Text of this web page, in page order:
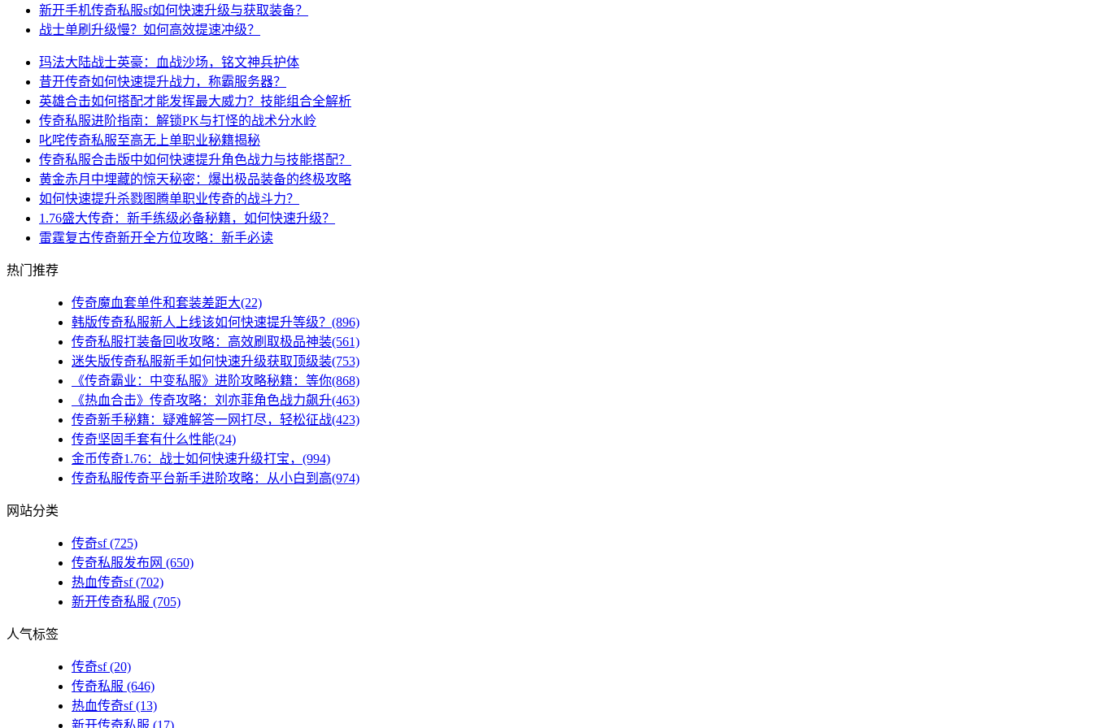
新开手机传奇私服sf如何快速升级与获取装备？
战士单刷升级慢？如何高效提速冲级？
玛法大陆战士英豪：血战沙场，铭文神兵护体
昔开传奇如何快速提升战力，称霸服务器？
英雄合击如何搭配才能发挥最大威力？技能组合全解析
传奇私服进阶指南：解锁PK与打怪的战术分水岭
叱咤传奇私服至高无上单职业秘籍揭秘
传奇私服合击版中如何快速提升角色战力与技能搭配？
黄金赤月中埋藏的惊天秘密：爆出极品装备的终极攻略
如何快速提升杀戮图腾单职业传奇的战斗力？
1.76盛大传奇：新手练级必备秘籍，如何快速升级？
雷霆复古传奇新开全方位攻略：新手必读
热门推荐
传奇魔血套单件和套装差距大(22)
韩版传奇私服新人上线该如何快速提升等级？(896)
传奇私服打装备回收攻略：高效刷取极品神装(561)
迷失版传奇私服新手如何快速升级获取顶级装(753)
《传奇霸业：中变私服》进阶攻略秘籍：等你(868)
《热血合击》传奇攻略：刘亦菲角色战力飙升(463)
传奇新手秘籍：疑难解答一网打尽，轻松征战(423)
传奇坚固手套有什么性能(24)
金币传奇1.76：战士如何快速升级打宝，(994)
传奇私服传奇平台新手进阶攻略：从小白到高(974)
网站分类
传奇sf(725)
传奇私服发布网 (650)
热血传奇sf(702)
新开传奇私服 (705)
人气标签
传奇sf(20)
传奇私服 (646)
热血传奇sf(13)